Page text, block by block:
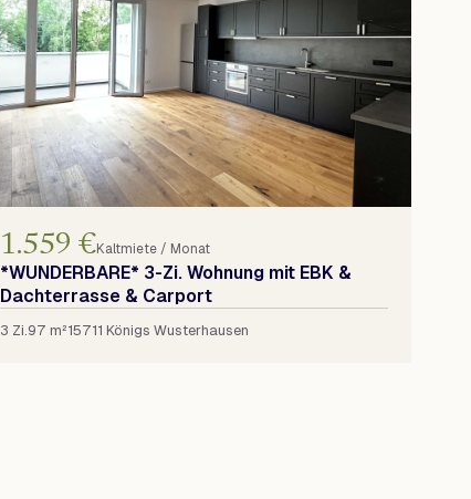
1.559 €Kaltmiete / Monat
*WUNDERBARE* 3-Zi. Wohnung mit EBK &
Dachterrasse & Carport
3 Zi. 97 m²15711 Königs Wusterhausen